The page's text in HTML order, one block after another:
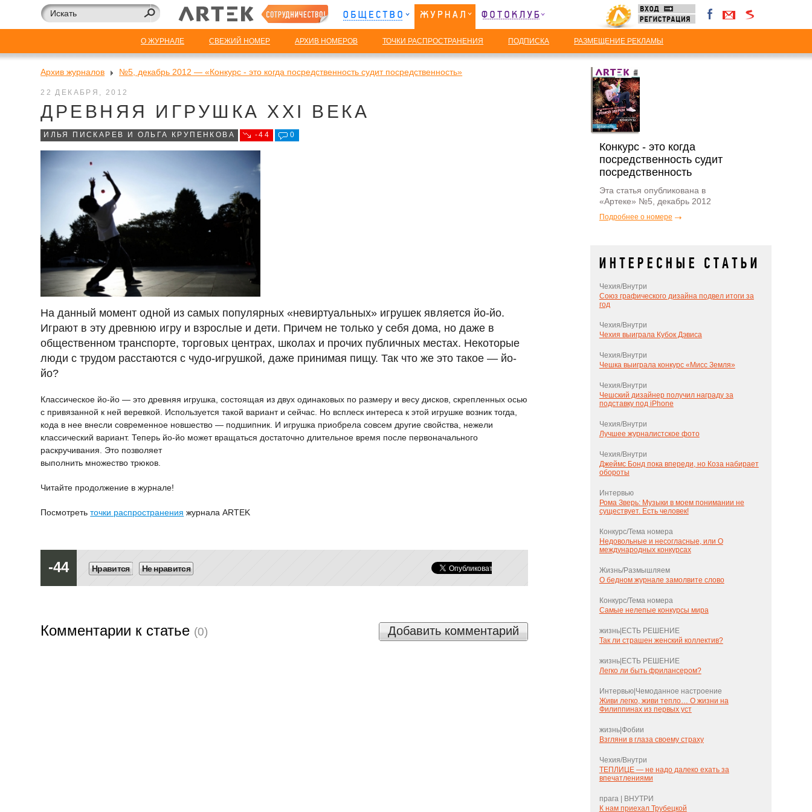
О ЖУРНАЛЕ СВЕЖИЙ НОМЕР АРХИВ НОМЕРОВ ТОЧКИ РАСПРОСТРАНЕНИЯ ПОДПИСКА РАЗМЕЩЕНИЕ РЕКЛАМЫ
Конкурс - это когда
посредственность судит
посредственность
Эта статья опубликована в
«Артеке» №5, декабрь 2012
Подробнее о номере
Чехия/Внутри
Союз графического дизайна подвел итоги за
год
Чехия/Внутри
Чехия выиграла Кубок Дэвиса
Чехия/Внутри
Чешка выиграла конкурс «Мисс Земля»
Чехия/Внутри
Чешский дизайнер получил награду за
подставку под iPhone
Чехия/Внутри
Лучшее журналистское фото
Чехия/Внутри
Джеймс Бонд пока впереди, но Коза набирает
обороты
Интервью
Рома Зверь: Музыки в моем понимании не
существует. Есть человек!
Конкурс/Тема номера
Недовольные и несогласные, или О
международных конкурсах
Жизнь/Размышляем
О бедном журнале замолвите слово
Конкурс/Тема номера
Самые нелепые конкурсы мира
жизнь|ЕСТЬ РЕШЕНИЕ
Так ли страшен женский коллектив?
жизнь|ЕСТЬ РЕШЕНИЕ
Легко ли быть фрилансером?
Интервью|Чемоданное настроение
Живи легко, живи тепло… О жизни на
Филиппинах из первых уст
жизнь|Фобии
Взгляни в глаза своему страху
Чехия/Внутри
ТЕПЛИЦЕ — не надо далеко ехать за
впечатлениями
прага | ВНУТРИ
К нам приехал Трубецкой
Архив журналов №5, декабрь 2012 — «Конкурс - это когда посредственность судит посредственность»
22 ДЕКАБРЯ, 2012
ДРЕВНЯЯ ИГРУШКА XXI ВЕКА
ИЛЬЯ ПИСКАРЕВ И ОЛЬГА КРУПЕНКОВА -44 0
На данный момент одной из самых популярных «невиртуальных» игрушек является йо-йо.
Играют в эту древнюю игру и взрослые и дети. Причем не только у себя дома, но даже в
общественном транспорте, торговых центрах, школах и прочих публичных местах. Некоторые
люди с трудом расстаются с чудо-игрушкой, даже принимая пищу. Так что же это такое — йо-
йо?
Классическое йо-йо — это древняя игрушка, состоящая из двух одинаковых по размеру и весу дисков, скрепленных осью
с привязанной к ней веревкой. Используется такой вариант и сейчас. Но всплеск интереса к этой игрушке возник тогда,
кода в нее внесли современное новшество — подшипник. И игрушка приобрела совсем другие свойства, нежели
классический вариант. Теперь йо-йо может вращаться достаточно длительное время после первоначального
раскручивания. Это позволяет
выполнить множество трюков.
Читайте продолжение в журнале!
Посмотретьточки распространения журнала ARTEK
-44 Нравится Не нравится
Добавить комментарий
Комментарии к статье (0)